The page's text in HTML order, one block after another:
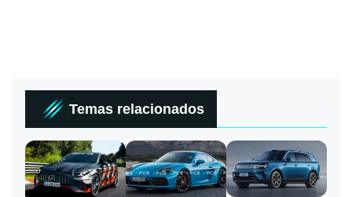
Temas relacionados